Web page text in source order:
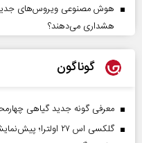
هوش مصنوعی ویروس‌های جدید
هشداری می‌دهند؟
گوناگون
معرفی گونه جدید گیاهی
گلکسی اس ۲۷